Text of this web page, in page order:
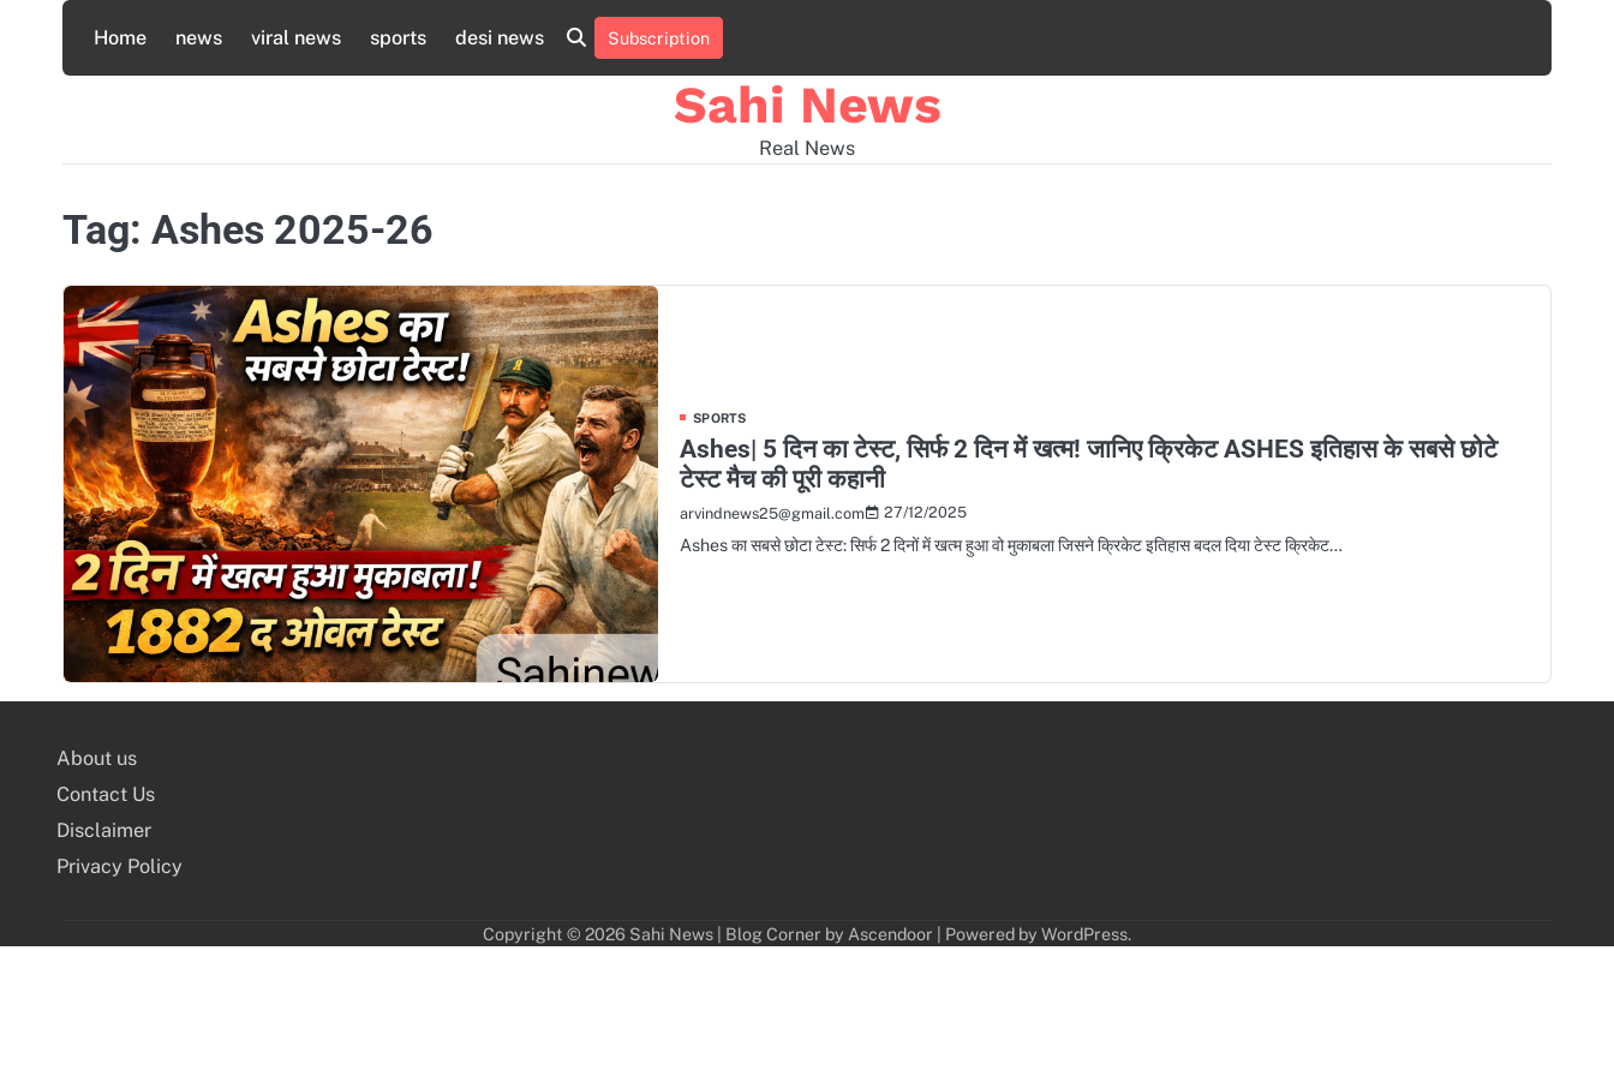
content
Home news viral news sports desi news
Home
news
viral
news
sports
desi
news
Subscription
Sahi News
Real News
Tag: Ashes 2025-26
SPORTS
Ashes| 5 दिन का टेस्ट, सिर्फ 2 दिन में खत्म! जानिए क्रिकेट ASHES इतिहास के सबसे छोटे
टेस्ट मैच की पूरी कहानी
arvindnews25@gmail.com 27/12/2025
Ashes का सबसे छोटा टेस्ट: सिर्फ 2 दिनों में खत्म हुआ वो मुकाबला जिसने क्रिकेट इतिहास बदल दिया टेस्ट क्रिकेट…
About us
Contact Us
Disclaimer
Privacy Policy
Copyright © 2026 Sahi News | Blog Corner by Ascendoor | Powered by WordPress.